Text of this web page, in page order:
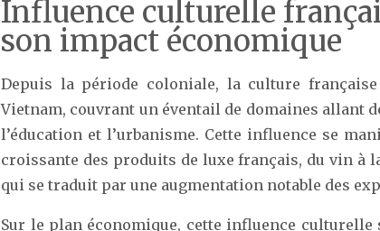
Influence culturelle
son impact économique
Depuis la période coloniale, la culture
Vietnam, couvrant un éventail de domaines allant
l’éducation et l’urbanisme. Cette influence se
croissante des produits de luxe français, du vin à
qui se traduit par une augmentation notable des
Sur le plan économique, cette influence